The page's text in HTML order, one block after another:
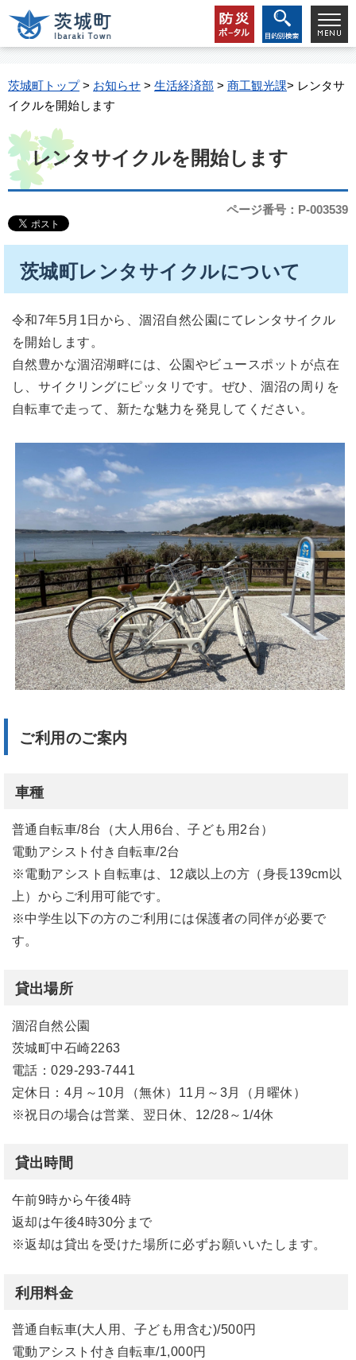
茨城町トップ> お知らせ > 生活経済部 > 商工観光課> レンタサ
イクルを開始します
レンタサイクルを開始します
ページ番号：P-003539
茨城町レンタサイクルについて
令和7年5月1日から、涸沼自然公園にてレンタサイクル
を開始します。
自然豊かな涸沼湖畔には、公園やビュースポットが点在
し、サイクリングにピッタリです。ぜひ、涸沼の周りを
自転車で走って、新たな魅力を発見してください。
ご利用のご案内
車種
普通自転車/8台（大人用6台、子ども用2台）
電動アシスト付き自転車/2台
※電動アシスト自転車は、12歳以上の方（身長139cm以
上）からご利用可能です。
※中学生以下の方のご利用には保護者の同伴が必要で
す。
貸出場所
涸沼自然公園
茨城町中石崎2263
電話：029-293-7441
定休日：4月～10月（無休）11月～3月（月曜休）
※祝日の場合は営業、翌日休、12/28～1/4休
貸出時間
午前9時から午後4時
返却は午後4時30分まで
※返却は貸出を受けた場所に必ずお願いいたします。
利用料金
普通自転車(大人用、子ども用含む)/500円
電動アシスト付き自転車/1,000円